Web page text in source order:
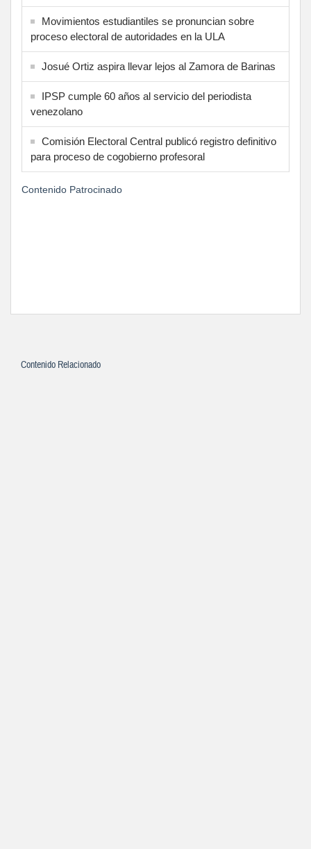
Movimientos estudiantiles se pronuncian sobre
proceso electoral de autoridades en la ULA
Josué Ortiz aspira llevar lejos al Zamora de Barinas
IPSP cumple 60 años al servicio del periodista
venezolano
Comisión Electoral Central publicó registro definitivo
para proceso de cogobierno profesoral
Contenido Patrocinado
Contenido Relacionado